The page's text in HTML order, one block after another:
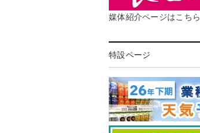
媒体紹介ページはこちら
特設ページ